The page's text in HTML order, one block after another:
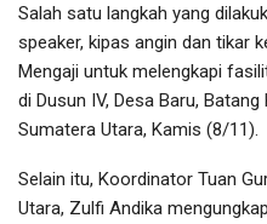
Salah satu langkah yang
speaker, kipas angin dan tikar
Mengaji untuk melengkapi
di Dusun IV, Desa Baru,
Sumatera Utara, Kamis (8/11).
Selain itu, Koordinator Tuan
Utara, Zulfi Andika